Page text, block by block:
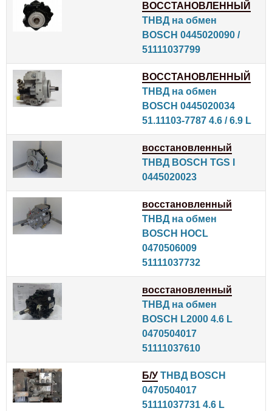
ВОССТАНОВЛЕННЫЙ
ТНВД на обмен
BOSCH 0445020090 /
51111037799
ВОССТАНОВЛЕННЫЙ
ТНВД на обмен
BOSCH 0445020034
51.11103-7787 4.6 / 6.9 L
восстановленный
ТНВД BOSCH TGS I
0445020023
восстановленный
ТНВД на обмен
BOSCH HOCL
0470506009
51111037732
восстановленный
ТНВД на обмен
BOSCH L2000 4.6 L
0470504017
51111037610
Б/У ТНВД BOSCH
0470504017
51111037731 4.6 L